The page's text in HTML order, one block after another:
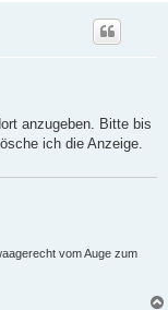
anzugeben. Bitte bis
ich die Anzeige.
vom Auge zum